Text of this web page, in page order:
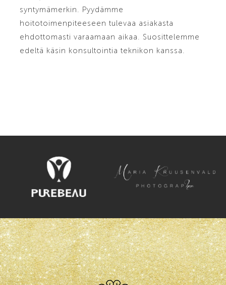
syntymämerkin. Pyydämme
hoitotoimenpiteeseen tulevaa asiakasta
ehdottomasti varaamaan aikaa. Suosittelemme
edeltä käsin konsultointia teknikon kanssa.